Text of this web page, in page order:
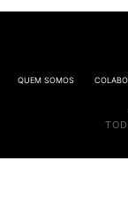
QUEM SOMOS